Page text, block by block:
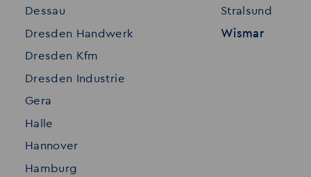
Datenschutz
Impressum
Dessau
Dresden Handwerk
Dresden Kfm
Dresden Industrie
Gera
Halle
Hannover
Hamburg
Stralsund
Wismar